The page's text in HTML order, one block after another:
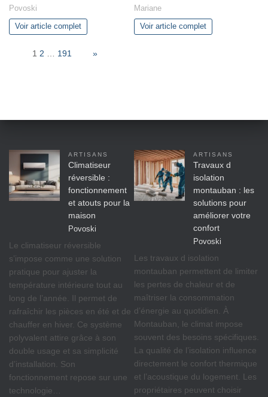
Povoski
Voir article complet
Mariane
Voir article complet
1 2 191 »
ARTISANS
Climatiseur
réversible :
fonctionnement
et atouts pour la
maison
Povoski
Le climatiseur réversible
s’impose comme une solution
pratique pour ajuster la
température intérieure tout au
long de l’année. Il permet de
rafraîchir les pièces en été et de
chauffer en hiver. Ce système
polyvalent attire grâce à son
double usage et sa simplicité
d’installation. Son
fonctionnement repose sur une
technologie…
ARTISANS
Travaux d
isolation
montauban : les
solutions pour
améliorer votre
confort
Povoski
Les travaux d isolation
montauban permettent de limiter
les pertes de chaleur et de
maîtriser la consommation
d’énergie au quotidien. À
Montauban, le climat impose
souvent des besoins spécifiques.
La qualité de l’isolation influence
directement le confort thermique
et l’acoustique du logement. Les
propriétaires peuvent choisir